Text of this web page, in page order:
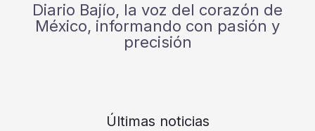
Diario Bajío, la voz del corazón de
México, informando con pasión y
precisión
Últimas noticias